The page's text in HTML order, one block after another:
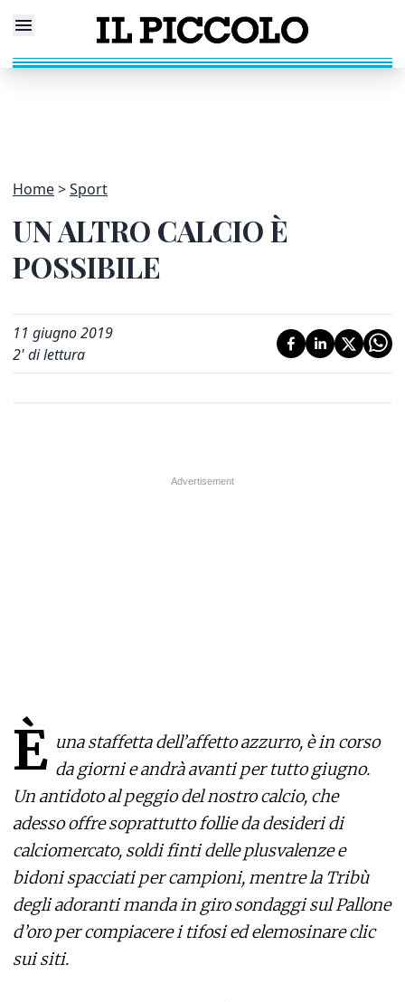
Home Sport
UN ALTRO CALCIO È
POSSIBILE
11 giugno 2019
2' di lettura
È una staffetta dell’affetto azzurro, è in corso
da giorni e andrà avanti per tutto giugno.
Un antidoto al peggio del nostro calcio, che
adesso offre soprattutto follie da desideri di
calciomercato, soldi finti delle plusvalenze e
bidoni spacciati per campioni, mentre la Tribù
degli adoranti manda in giro sondaggi sul Pallone
d’oro per compiacere i tifosi ed elemosinare clic
sui siti.